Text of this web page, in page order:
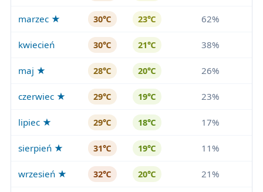
marzec ★ 30℃ 23℃ 62%
kwiecień 30℃ 21℃ 38%
maj ★ 28℃ 20℃ 26%
czerwiec ★ 29℃ 19℃ 23%
lipiec ★ 29℃ 18℃ 17%
sierpień ★ 31℃ 19℃ 11%
wrzesień ★ 32℃ 20℃ 21%